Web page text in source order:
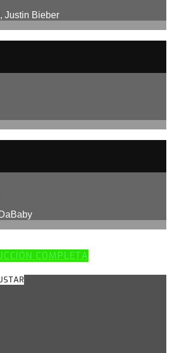
Justin Bieber
COMPLETA